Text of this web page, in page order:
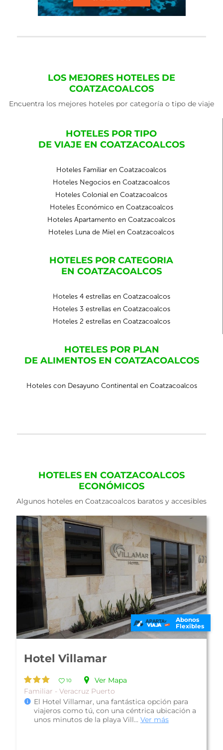
LOS MEJORES HOTELES DE
COATZACOALCOS
Encuentra los mejores hoteles por categoría o tipo de viaje
HOTELES POR TIPO
DE VIAJE EN COATZACOALCOS
Hoteles Familiar en Coatzacoalcos
Hoteles Negocios en Coatzacoalcos
Hoteles Colonial en Coatzacoalcos
Hoteles Económico en Coatzacoalcos
Hoteles Apartamento en Coatzacoalcos
Hoteles Luna de Miel en Coatzacoalcos
HOTELES POR CATEGORIA
EN COATZACOALCOS
Hoteles 4 estrellas en Coatzacoalcos
Hoteles 3 estrellas en Coatzacoalcos
Hoteles 2 estrellas en Coatzacoalcos
HOTELES POR PLAN
DE ALIMENTOS EN COATZACOALCOS
Hoteles con Desayuno Continental en Coatzacoalcos
HOTELES EN COATZACOALCOS
ECONÓMICOS
Algunos hoteles en Coatzacoalcos baratos y accesibles
Abonos
Flexibles
Hotel Isla de Sacrificios
10
Ver Mapa
Económico - Veracruz Puerto
Hotel Isla de Sacrificios, es una propiedad con
una muy buena ubicación a metros de la playa
y a 5 minutos del Acuario de ... Ver más